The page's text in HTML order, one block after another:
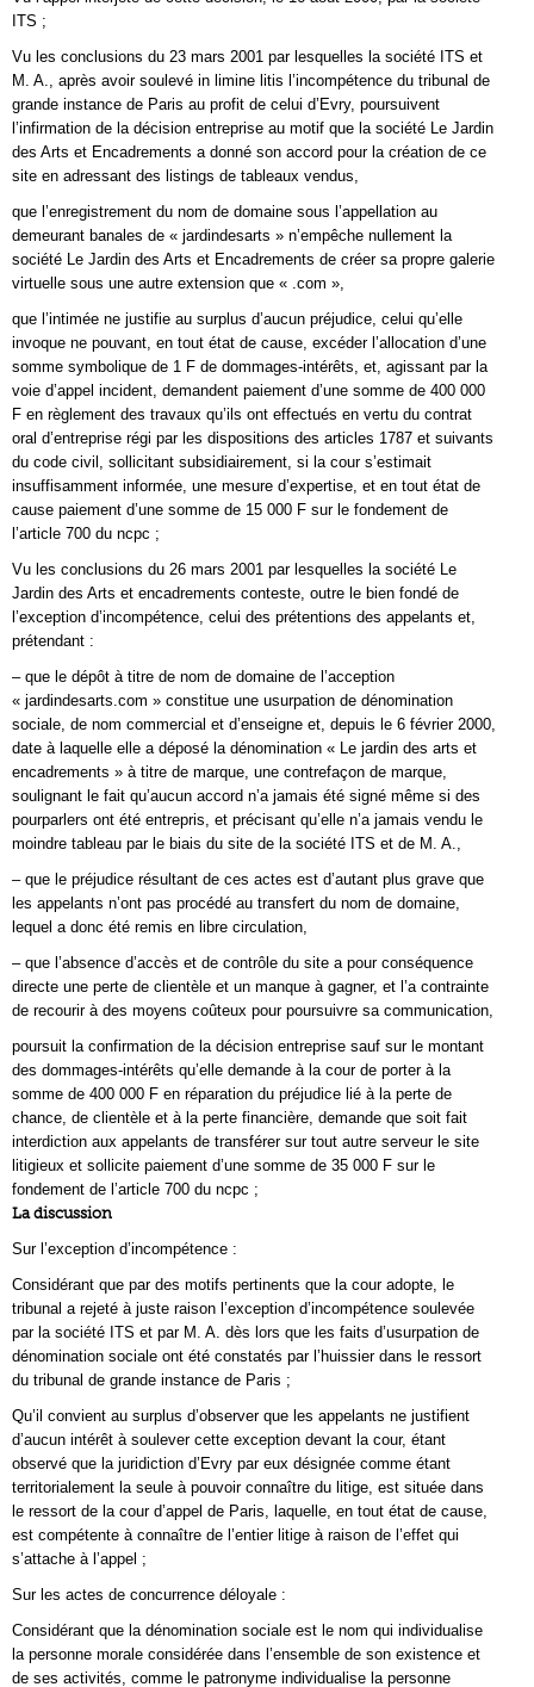
ITS ;
Vu les conclusions du 23 mars 2001 par lesquelles la société ITS et
M. A., après avoir soulevé in limine litis l’incompétence du tribunal de
grande instance de Paris au profit de celui d’Evry, poursuivent
l’infirmation de la décision entreprise au motif que la société Le Jardin
des Arts et Encadrements a donné son accord pour la création de ce
site en adressant des listings de tableaux vendus,
que l’enregistrement du nom de domaine sous l’appellation au
demeurant banales de « jardindesarts » n’empêche nullement la
société Le Jardin des Arts et Encadrements de créer sa propre galerie
virtuelle sous une autre extension que « .com »,
que l’intimée ne justifie au surplus d’aucun préjudice, celui qu’elle
invoque ne pouvant, en tout état de cause, excéder l’allocation d’une
somme symbolique de 1 F de dommages-intérêts, et, agissant par la
voie d’appel incident, demandent paiement d’une somme de 400 000
F en règlement des travaux qu’ils ont effectués en vertu du contrat
oral d’entreprise régi par les dispositions des articles 1787 et suivants
du code civil, sollicitant subsidiairement, si la cour s’estimait
insuffisamment informée, une mesure d’expertise, et en tout état de
cause paiement d’une somme de 15 000 F sur le fondement de
l’article 700 du ncpc ;
Vu les conclusions du 26 mars 2001 par lesquelles la société Le
Jardin des Arts et encadrements conteste, outre le bien fondé de
l’exception d’incompétence, celui des prétentions des appelants et,
prétendant :
– que le dépôt à titre de nom de domaine de l’acception
« jardindesarts.com » constitue une usurpation de dénomination
sociale, de nom commercial et d’enseigne et, depuis le 6 février 2000,
date à laquelle elle a déposé la dénomination « Le jardin des arts et
encadrements » à titre de marque, une contrefaçon de marque,
soulignant le fait qu’aucun accord n’a jamais été signé même si des
pourparlers ont été entrepris, et précisant qu’elle n’a jamais vendu le
moindre tableau par le biais du site de la société ITS et de M. A.,
– que le préjudice résultant de ces actes est d’autant plus grave que
les appelants n’ont pas procédé au transfert du nom de domaine,
lequel a donc été remis en libre circulation,
– que l’absence d’accès et de contrôle du site a pour conséquence
directe une perte de clientèle et un manque à gagner, et l’a contrainte
de recourir à des moyens coûteux pour poursuivre sa communication,
poursuit la confirmation de la décision entreprise sauf sur le montant
des dommages-intérêts qu’elle demande à la cour de porter à la
somme de 400 000 F en réparation du préjudice lié à la perte de
chance, de clientèle et à la perte financière, demande que soit fait
interdiction aux appelants de transférer sur tout autre serveur le site
litigieux et sollicite paiement d’une somme de 35 000 F sur le
fondement de l’article 700 du ncpc ;
La discussion
Sur l’exception d’incompétence :
Considérant que par des motifs pertinents que la cour adopte, le
tribunal a rejeté à juste raison l’exception d’incompétence soulevée
par la société ITS et par M. A. dès lors que les faits d’usurpation de
dénomination sociale ont été constatés par l’huissier dans le ressort
du tribunal de grande instance de Paris ;
Qu’il convient au surplus d’observer que les appelants ne justifient
d’aucun intérêt à soulever cette exception devant la cour, étant
observé que la juridiction d’Evry par eux désignée comme étant
territorialement la seule à pouvoir connaître du litige, est située dans
le ressort de la cour d’appel de Paris, laquelle, en tout état de cause,
est compétente à connaître de l’entier litige à raison de l’effet qui
s’attache à l’appel ;
Sur les actes de concurrence déloyale :
Considérant que la dénomination sociale est le nom qui individualise
la personne morale considérée dans l’ensemble de son existence et
de ses activités, comme le patronyme individualise la personne